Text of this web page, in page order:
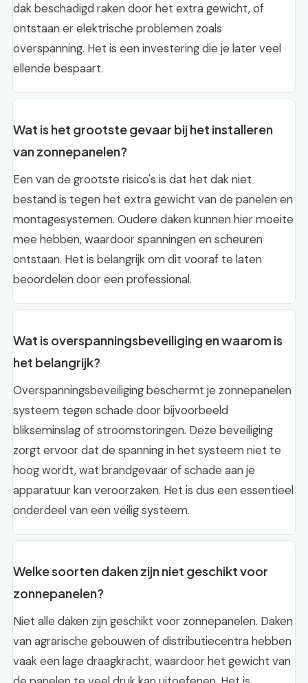
dak beschadigd raken door het extra gewicht, of
ontstaan er elektrische problemen zoals
overspanning. Het is een investering die je later veel
ellende bespaart.
Wat is het grootste gevaar bij het installeren
van zonnepanelen?
Een van de grootste risico's is dat het dak niet
bestand is tegen het extra gewicht van de panelen en
montagesystemen. Oudere daken kunnen hier moeite
mee hebben, waardoor spanningen en scheuren
ontstaan. Het is belangrijk om dit vooraf te laten
beoordelen door een professional.
Wat is overspanningsbeveiliging en waarom is
het belangrijk?
Overspanningsbeveiliging beschermt je zonnepanelen
systeem tegen schade door bijvoorbeeld
blikseminslag of stroomstoringen. Deze beveiliging
zorgt ervoor dat de spanning in het systeem niet te
hoog wordt, wat brandgevaar of schade aan je
apparatuur kan veroorzaken. Het is dus een essentieel
onderdeel van een veilig systeem.
Welke soorten daken zijn niet geschikt voor
zonnepanelen?
Niet alle daken zijn geschikt voor zonnepanelen. Daken
van agrarische gebouwen of distributiecentra hebben
vaak een lage draagkracht, waardoor het gewicht van